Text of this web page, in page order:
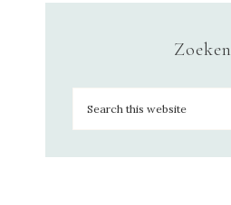
Zoeken